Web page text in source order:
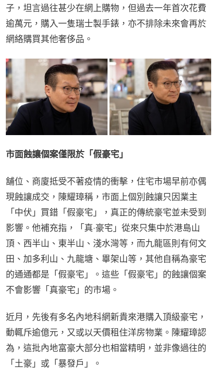
子，坦言過往甚少在網上購物，但過去一年首次花費
逾萬元，購入一隻瑞士製手錶，亦不排除未來會再於
網絡購買其他奢侈品。
市面蝕讓個案僅限於「假豪宅」
舖位、商廈抵受不著疫情的衝擊，住宅市場早前亦偶
現蝕讓成交，陳耀璋稱，市面上個別蝕讓只因業主
「中伏」買錯「假豪宅」，真正的傳統豪宅並未受到
影響。他補充指，「真‧豪宅」從來只集中於港島山
頂、西半山、東半山、淺水灣等，而九龍區則有何文
田、加多利山、九龍塘、畢架山等，其他自稱為豪宅
的通通都是「假豪宅」。這些「假豪宅」的蝕讓個案
不會影響「真豪宅」的市場。
近月，先後有多名內地科網新貴來港購入頂級豪宅，
動輒斥逾億元，又或以天價租住洋房物業。陳耀璋認
為，這批內地富豪大部分也相當精明，並非像過往的
「土豪」或「暴發戶」。